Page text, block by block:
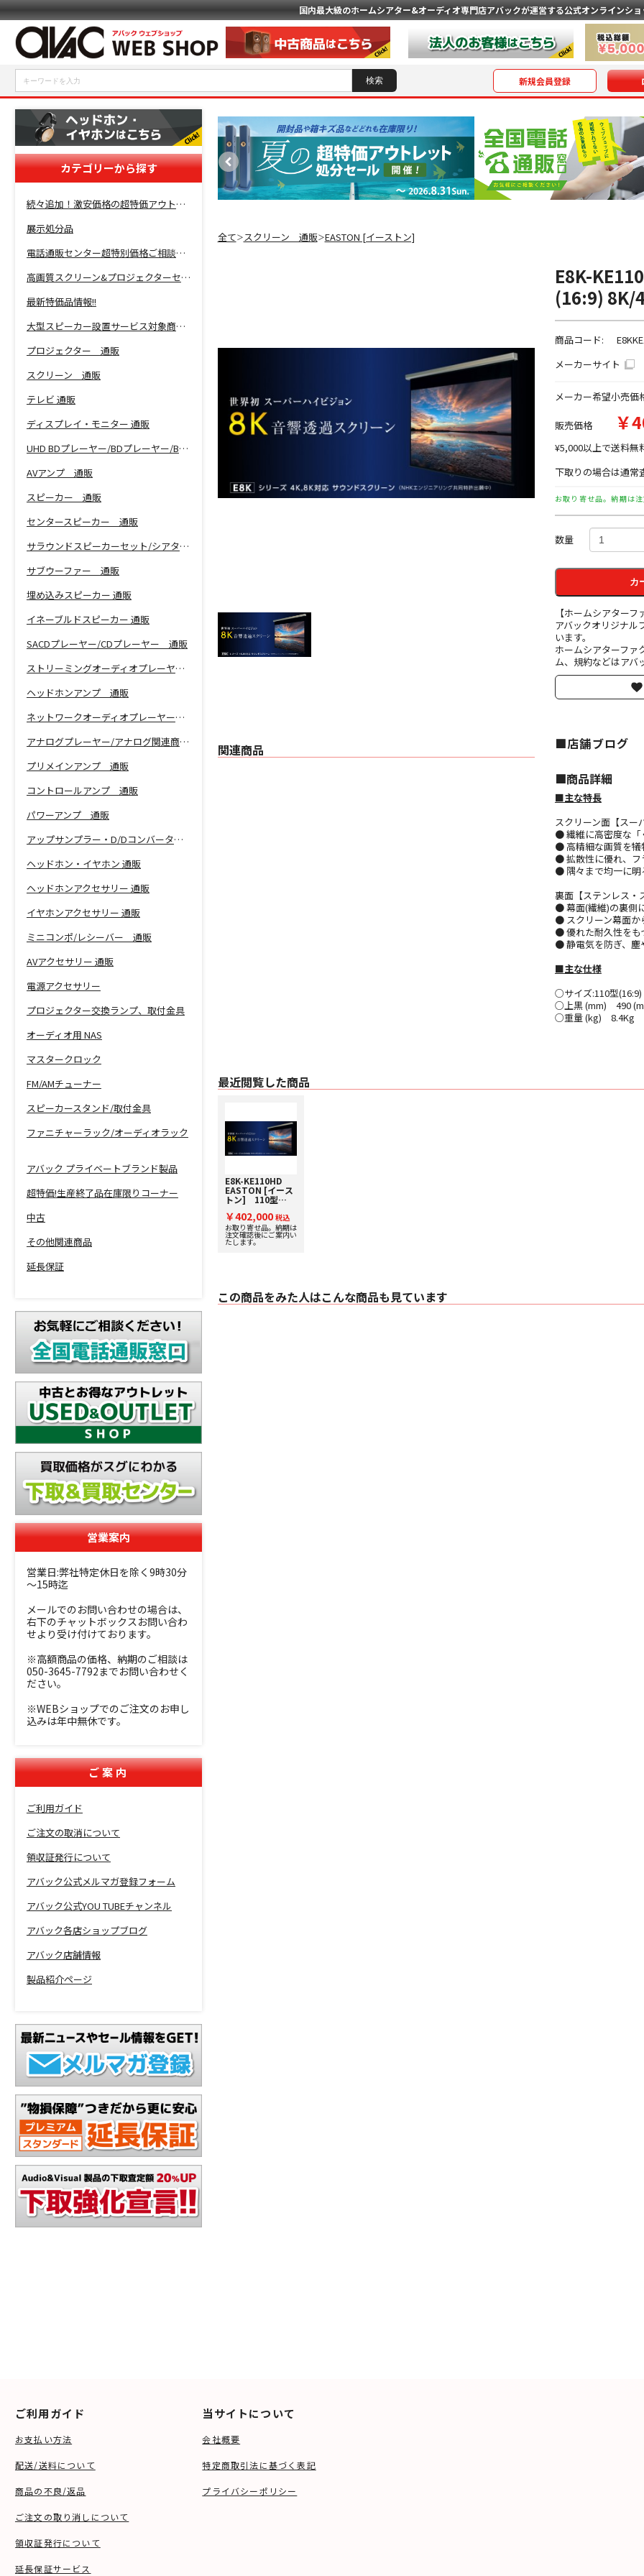
国内最大級のホームシアター&オーディオ専門店アバックが運営する公式オンラインショ
新規会員登録
カテゴリーから探す
続々追加！激安価格の超特価アウトレットセール開催！
展示処分品
電話通販センター超特別価格ご相談コーナー！
高画質スクリーン&プロジェクターセット超特価！
最新特価品情報!!
大型スピーカー設置サービス対象商品！
プロジェクター 通販
スクリーン 通販
テレビ 通販
ディスプレイ・モニター 通販
UHD BDプレーヤー/BDプレーヤー/BDレコーダー 通販
AVアンプ 通販
スピーカー 通販
センタースピーカー 通販
サラウンドスピーカーセット/シアターバー 通販
サブウーファー 通販
埋め込みスピーカー 通販
イネーブルドスピーカー 通販
SACDプレーヤー/CDプレーヤー 通販
ストリーミングオーディオプレーヤー 通販
ヘッドホンアンプ 通販
ネットワークオーディオプレーヤー 通販
アナログプレーヤー/アナログ関連商品 通販
プリメインアンプ 通販
コントロールアンプ 通販
パワーアンプ 通販
アップサンプラー・D/Dコンバーター 通販
ヘッドホン・イヤホン 通販
ヘッドホンアクセサリー 通販
イヤホンアクセサリー 通販
ミニコンポ/レシーバー 通販
AVアクセサリー 通販
電源アクセサリー
プロジェクター交換ランプ、取付金具
オーディオ用 NAS
マスタークロック
FM/AMチューナー
スピーカースタンド/取付金具
ファニチャーラック/オーディオラック
アバック プライベートブランド製品
超特価!生産終了品在庫限りコーナー
中古
その他関連商品
延長保証
営業案内
営業日:弊社特定休日を除く9時30分
～15時迄
メールでのお問い合わせの場合は、
右下のチャットボックスお問い合わ
せより受け付けております。
※高額商品の価格、納期のご相談は
050-3645-7792までお問い合わせく
ださい。
※WEBショップでのご注文のお申し
込みは年中無休です。
ご案内
ご利用ガイド
ご注文の取消について
領収証発行について
アバック公式メルマガ登録フォーム
アバック公式YOU TUBEチャンネル
アバック各店ショップブログ
アバック店舗情報
製品紹介ページ
全て＞スクリーン 通販＞EASTON [イーストン]
関連商品
E8K-
(16:9) 8K/
商品コード:
メーカーサイト
メーカー希望小売価
販売価格 ￥
¥5,000以上で送料無
下取りの場合は通常
お取り寄せ品。納期は
数量
カ
【ホームシアター
アバックオリジナル
います。
ホームシアターファ
ム、規約などはアバ
■店舗ブログ
■︎商品詳細
■主な特長
スクリーン面【スー
● 繊維に高密度な「
● 高精細な画質を犠
● 拡散性に優れ、フ
● 隅々まで均一に明
裏面【ステンレス・
● 幕面(繊維)の裏側
● スクリーン幕面か
● 優れた耐久性をも
● 静電気を防ぎ、塵
■主な仕様
○サイズ:110型(16:9)
○上黒 (mm) 490
○重量 (kg) 8.4Kg
最近閲覧した商品
E8K-KE110HD
EASTON [イース
トン] 110型
(16:9) 8K/4K対応
サウンドスクリー
ン
￥402,000 税込
お取り寄せ品。納期は
注文確認後にご案内い
たします。
この商品をみた人はこんな商品も見ています
ご利用ガイド
お支払い方法
配送/送料について
商品の不良/返品
ご注文の取り消しについて
領収証発行について
延長保証サービス
当サイトについて
会社概要
特定商取引法に基づく表記
プライバシーポリシー